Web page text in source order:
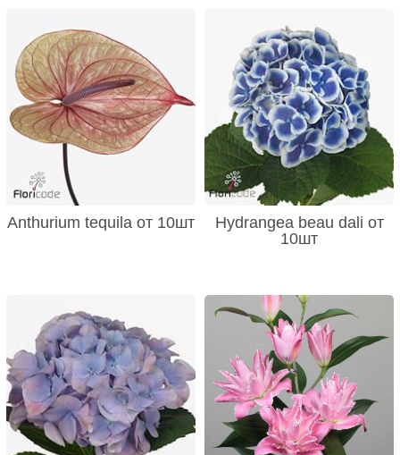
Anthurium tequila от 10шт
Hydrangea beau dali от
10шт